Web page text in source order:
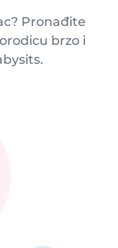
Pronađite
brzo i